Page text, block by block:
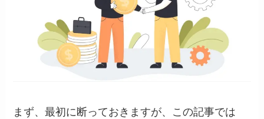
まず、最初に断っておきますが、この記事では